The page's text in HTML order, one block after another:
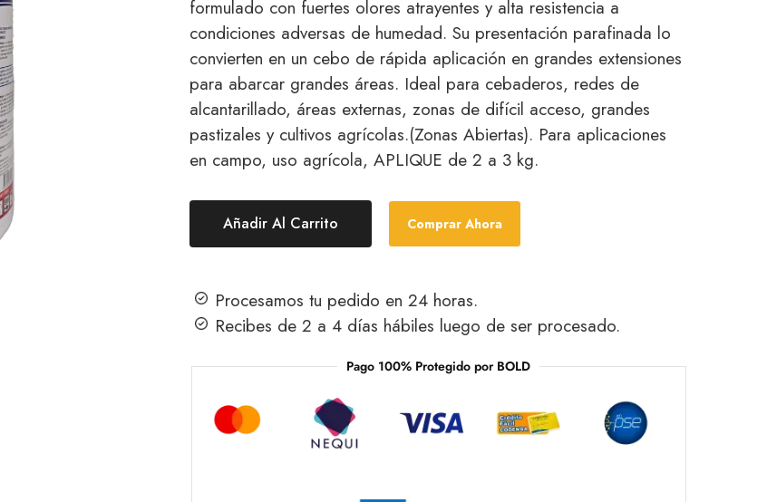
formulado con fuertes olores atrayentes y alta resistencia a
condiciones adversas de humedad. Su presentación parafinada lo
convierten en un cebo de rápida aplicación en grandes extensiones
para abarcar grandes áreas. Ideal para cebaderos, redes de
alcantarillado, áreas externas, zonas de difícil acceso, grandes
pastizales y cultivos agrícolas.(Zonas Abiertas). Para aplicaciones
en campo, uso agrícola, APLIQUE de 2 a 3 kg.
Añadir Al Carrito Comprar Ahora
Procesamos tu pedido en 24 horas.
Recibes de 2 a 4 días hábiles luego de ser procesado.
Pago 100% Protegido por BOLD